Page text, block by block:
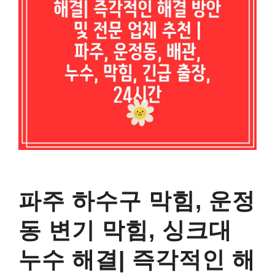
파주 하수구 막힘, 운정
동 변기 막힘, 싱크대
누수 해결| 즉각적인 해